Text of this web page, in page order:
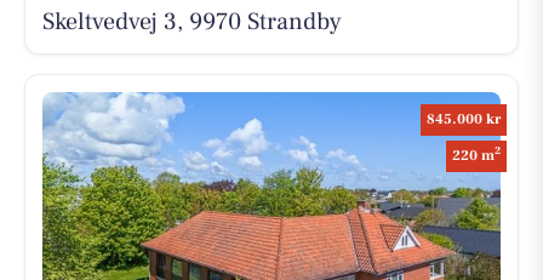
Skeltvedvej 3, 9970 Strandby
845.000 kr
220 m2